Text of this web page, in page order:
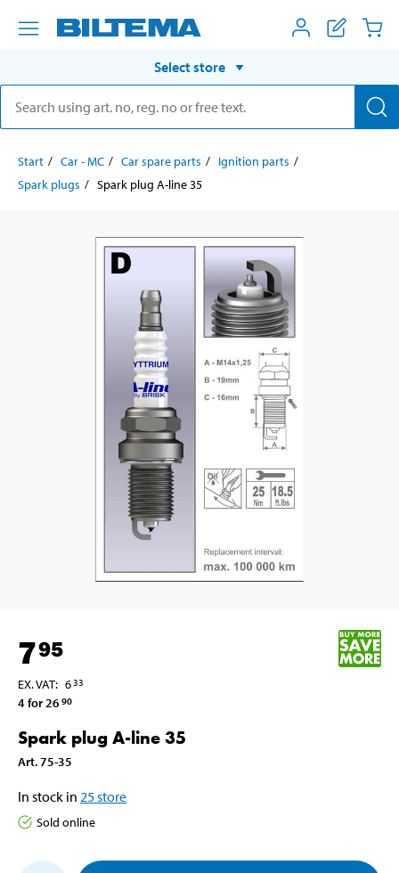
Select store
Start Car - MC Car spare parts
Ignition parts
Spark plugs
Spark plug A-line 35
795
EX. VAT: 633
4 for 26 90
Spark plug A-line 35
Art.75-35
In stock in 25store
Sold online